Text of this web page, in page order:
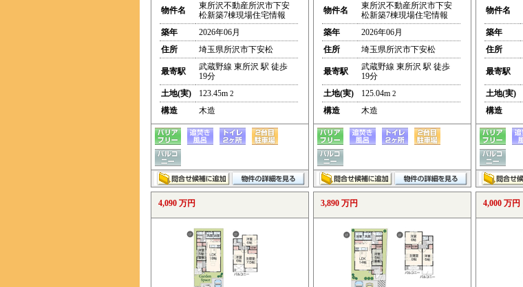
物件名
東所沢不動産所沢市下安
松新築7棟現場住宅情報
築年
2026年06月
住所
埼玉県所沢市下安松
最寄駅
武蔵野線 東所沢 駅 徒歩
19分
土地(実)
123.45m 2
構造 木造
物件名
東所沢不動産所沢市下安
松新築7棟現場住宅情報
築年
2026年06月
住所
埼玉県所沢市下安松
最寄駅
武蔵野線 東所沢 駅 徒歩
19分
土地(実)
125.04m 2
構造 木造
物件名
築年
住所
最寄駅
土地(実)
構造
4,090 万円 3,890 万円 4,000 万円